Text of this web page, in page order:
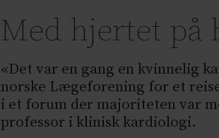
Med hjertet på
«Det var en gang en kvinnelig
norske Lægeforening for et
i et forum der majoriteten var
professor i klinisk kardiologi.